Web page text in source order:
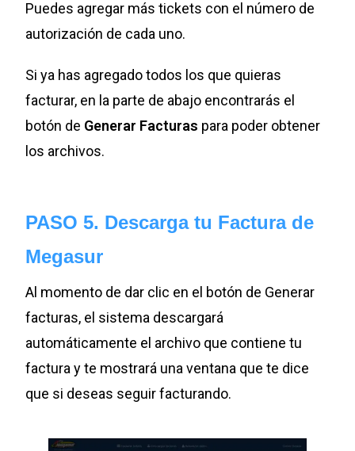
Puedes agregar más tickets con el número de
autorización de cada uno.
Si ya has agregado todos los que quieras
facturar, en la parte de abajo encontrarás el
botón de Generar Facturas para poder obtener
los archivos.
PASO 5. Descarga tu Factura de
Megasur
Al momento de dar clic en el botón de Generar
facturas, el sistema descargará
automáticamente el archivo que contiene tu
factura y te mostrará una ventana que te dice
que si deseas seguir facturando.